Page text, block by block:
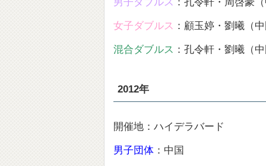
女子ダブルス ：顧玉婷・劉曦（中
混合ダブルス ：孔令軒・劉曦（中
2012年
開催地：ハイデラバード
男子団体 ：中国